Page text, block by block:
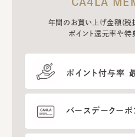
年間のお買い上げ金額(税
ポイント還元率や特
ポイント付与率
バースデークーポ